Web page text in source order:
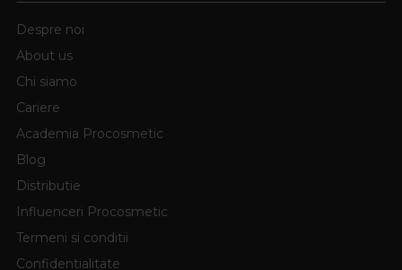
Despre noi
About us
Chi siamo
Cariere
Academia Procosmetic
Blog
Distributie
Influenceri Procosmetic
Termeni si conditii
Confidentialitate